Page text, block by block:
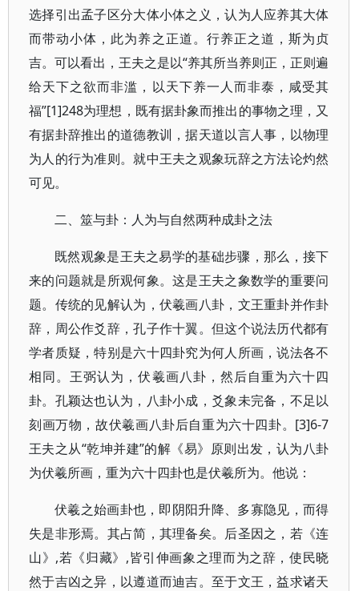
选择引出孟子区分大体小体之义，认为人应养其大体
而带动小体，此为养之正道。行养正之道，斯为贞
吉。可以看出，王夫之是以“养其所当养则正，正则遍
给天下之欲而非滥，以天下养一人而非泰，咸受其
福”[1]248为理想，既有据卦象而推出的事物之理，又
有据卦辞推出的道德教训，据天道以言人事，以物理
为人的行为准则。就中王夫之观象玩辞之方法论灼然
可见。
二、筮与卦：人为与自然两种成卦之法
既然观象是王夫之易学的基础步骤，那么，接下
来的问题就是所观何象。这是王夫之象数学的重要问
题。传统的见解认为，伏羲画八卦，文王重卦并作卦
辞，周公作爻辞，孔子作十翼。但这个说法历代都有
学者质疑，特别是六十四卦究为何人所画，说法各不
相同。王弼认为，伏羲画八卦，然后自重为六十四
卦。孔颖达也认为，八卦小成，爻象未完备，不足以
刻画万物，故伏羲画八卦后自重为六十四卦。[3]6-7
王夫之从“乾坤并建”的解《易》原则出发，认为八卦
为伏羲所画，重为六十四卦也是伏羲所为。他说：
伏羲之始画卦也，即阴阳升降、多寡隐见，而得
失是非形焉。其占简，其理备矣。后圣因之，若《连
山》,若《归藏》,皆引伸画象之理而为之辞，使民晓
然于吉凶之异，以遵道而迪吉。至于文王，益求诸天